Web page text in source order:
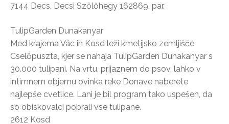
7144 Decs, Decsi Szőlőhegy 162869, par.
TulipGarden Dunakanyar
Med krajema Vác in Kosd leži kmetijsko zemljišče
Cselőpuszta, kjer se nahaja TulipGarden Dunakanyar s
30.000 tulipani. Na vrtu, prijaznem do psov, lahko v
intimnem objemu ovinka reke Donave naberete
najlepše cvetlice. Lani je bil program tako uspešen, da
so obiskovalci pobrali vse tulipane.
2612 Kosd